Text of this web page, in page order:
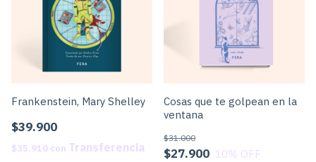
Frankenstein, Mary Shelley
$39.900
$35.910 con
Cosas que te golpean en la
ventana
$27.900
$31.000
10% OFF